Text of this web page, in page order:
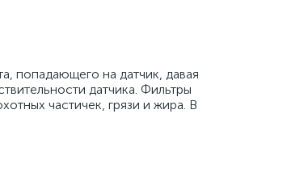
попадающего на датчик, давая
датчика. Фильтры
частичек, грязи и жира. В